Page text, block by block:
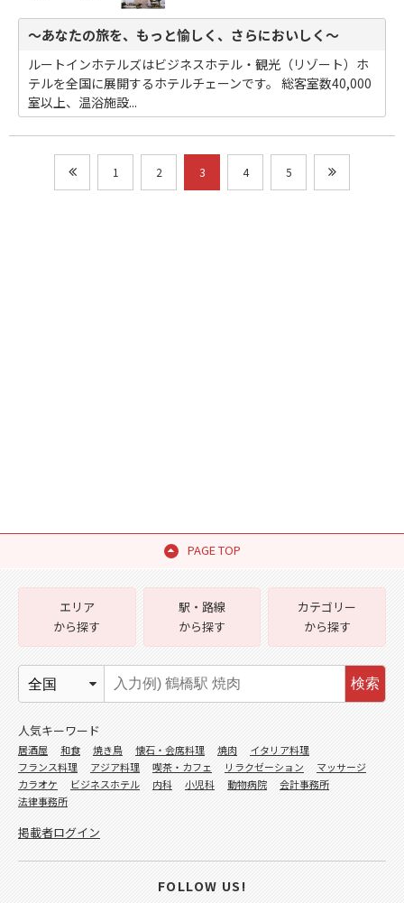
～あなたの旅を、もっと愉しく、さらにおいしく～
ルートインホテルズはビジネスホテル・観光（リゾート）ホ
テルを全国に展開するホテルチェーンです。 総客室数40,000
室以上、温浴施設...
1 2 3 4 5
PAGE TOP
エリア
から探す
駅・路線
から探す
カテゴリー
から探す
検索
人気キーワード
居酒屋 和食 焼き鳥 懐石・会席料理 焼肉
イタリア料理
フランス料理
アジア料理 喫茶・カフェ リラクゼーション
マッサージ
カラオケ
ビジネスホテル 内科 小児科 動物病院
会計事務所
法律事務所
掲載者ログイン
FOLLOW US!